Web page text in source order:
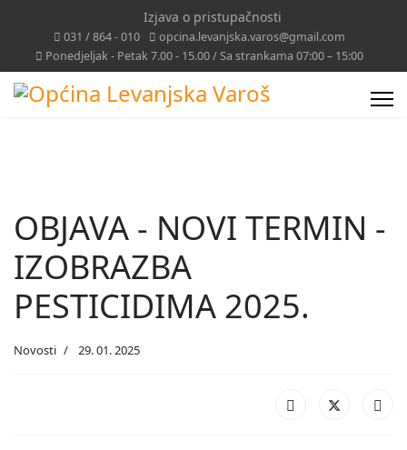
Izjava o pristupačnosti
031 / 864 - 010
opcina.levanjska.varos@gmail.com
Ponedjeljak - Petak 7.00 - 15.00 / Sa strankama 07:00 – 15:00
OBJAVA - NOVI TERMIN -
IZOBRAZBA
PESTICIDIMA 2025.
Novosti 29. 01. 2025